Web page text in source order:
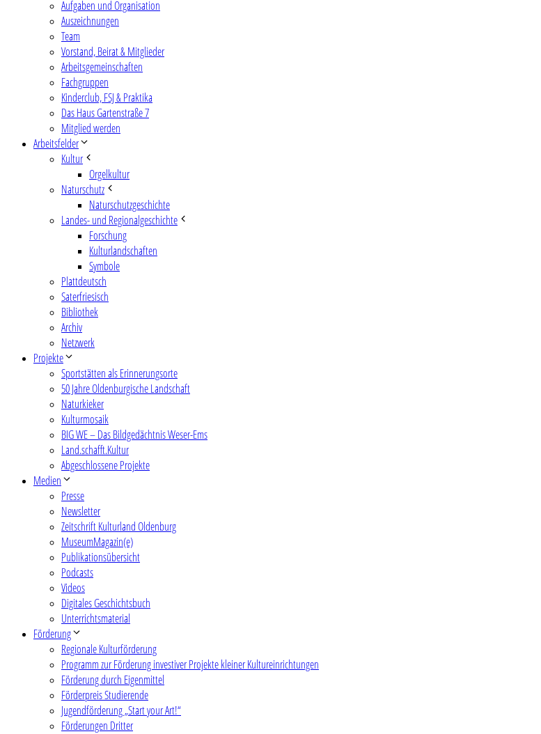
Aufgaben und Organisation
Auszeichnungen
Team
Vorstand, Beirat & Mitglieder
Arbeitsgemeinschaften
Fachgruppen
Kinderclub, FSJ & Praktika
Das Haus Gartenstraße 7
Mitglied werden
Arbeitsfelder
Kultur
Orgelkultur
Naturschutz
Naturschutzgeschichte
Landes- und Regionalgeschichte
Forschung
Kulturlandschaften
Symbole
Plattdeutsch
Saterfriesisch
Bibliothek
Archiv
Netzwerk
Projekte
Sportstätten als Erinnerungsorte
50 Jahre Oldenburgische Landschaft
Naturkieker
Kulturmosaik
BIG WE – Das Bildgedächtnis Weser-Ems
Land.schafft.Kultur
Abgeschlossene Projekte
Medien
Presse
Newsletter
Zeitschrift Kulturland Oldenburg
MuseumMagazin(e)
Publikationsübersicht
Podcasts
Videos
Digitales Geschichtsbuch
Unterrichtsmaterial
Förderung
Regionale Kulturförderung
Programm zur Förderung investiver Projekte kleiner Kultureinrichtungen
Förderung durch Eigenmittel
Förderpreis Studierende
Jugendförderung „Start your Art!“
Förderungen Dritter